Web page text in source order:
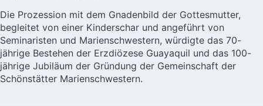
Die Prozession mit dem Gnadenbild der Gottesmutter,
begleitet von einer Kinderschar und angeführt von
Seminaristen und Marienschwestern, würdigte das 70-
jährige Bestehen der Erzdiözese Guayaquil und das 100-
jährige Jubiläum der Gründung der Gemeinschaft der
Schönstätter Marienschwestern.